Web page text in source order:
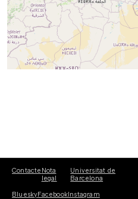
Contacte Nota
legal
Universitat de
Barcelona
BlueskyFacebookInstagram